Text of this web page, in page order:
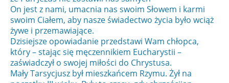
On jest z nami, umacnia nas swoim Słowem i karmi
swoim Ciałem, aby nasze świadectwo życia było wciąż
żywe i przemawiające.
Dzisiejsze opowiadanie przedstawi Wam chłopca,
który – stając się męczennikiem Eucharystii –
zaświadczył o swojej miłości do Chrystusa.
Mały Tarsycjusz był mieszkańcem Rzymu. Żył na